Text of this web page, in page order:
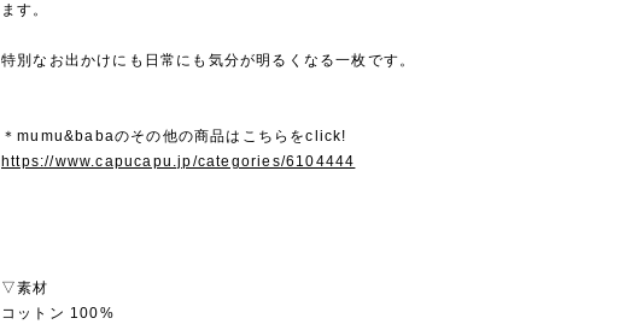
ます。
特別なお出かけにも日常にも気分が明るくなる一枚です。
＊mumu&babaのその他の商品はこちらをclick!
https://www.capucapu.jp/categories/6104444
▽素材
コットン 100%